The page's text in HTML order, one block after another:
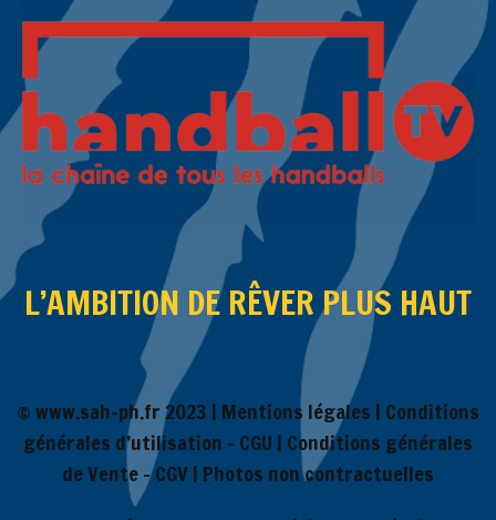
L’AMBITION DE RÊVER PLUS HAUT
© www.sah-ph.fr 2023 | Mentions légales | Conditions
générales d’utilisation – CGU | Conditions générales
de Vente – CGV| Photos non contractuelles